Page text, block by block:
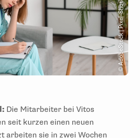
© AdobeStock | Pixel-Shot
Die Mitarbeiter bei Vitos
seit kurzen einen neuen
arbeiten sie in zwei Wochen